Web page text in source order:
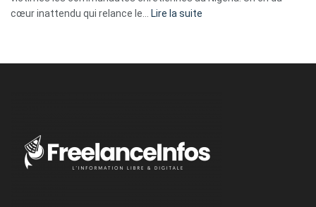
cœur inattendu qui relance le… Lire la suite
Nigeria,